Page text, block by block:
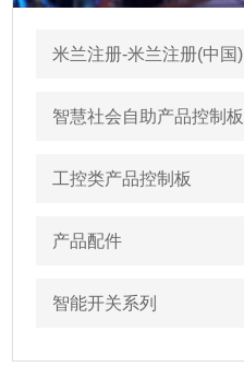
米兰注册-米兰注册(中国)
智慧社会自助产品控制板
工控类产品控制板
产品配件
智能开关系列